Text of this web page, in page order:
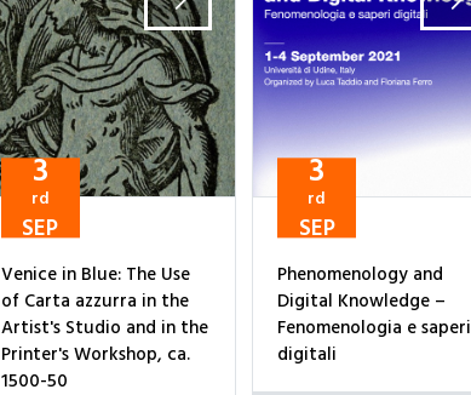
3
rd
SEP
Venice in Blue: The Use
of Carta azzurra in the
Artist's Studio and in the
Printer's Workshop, ca.
1500-50
3
rd
SEP
Phenomenology and
Digital Knowledge –
Fenomenologia e saperi
digitali